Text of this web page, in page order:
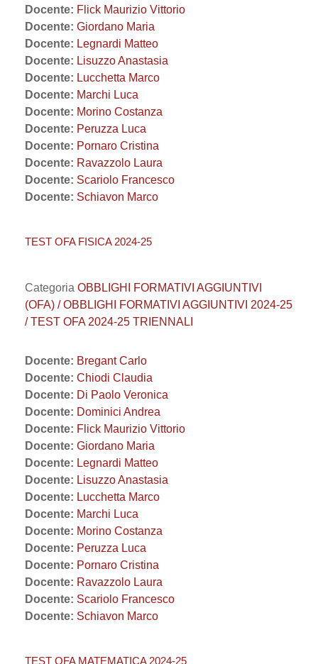
Docente: Flick Maurizio Vittorio
Docente: Giordano Maria
Docente: Legnardi Matteo
Docente: Lisuzzo Anastasia
Docente: Lucchetta Marco
Docente: Marchi Luca
Docente: Morino Costanza
Docente: Peruzza Luca
Docente: Pornaro Cristina
Docente: Ravazzolo Laura
Docente: Scariolo Francesco
Docente: Schiavon Marco
TEST OFA FISICA 2024-25
Categoria OBBLIGHI FORMATIVI AGGIUNTIVI
(OFA) / OBBLIGHI FORMATIVI AGGIUNTIVI 2024-25
/ TEST OFA 2024-25 TRIENNALI
Docente: Bregant Carlo
Docente: Chiodi Claudia
Docente: Di Paolo Veronica
Docente: Dominici Andrea
Docente: Flick Maurizio Vittorio
Docente: Giordano Maria
Docente: Legnardi Matteo
Docente: Lisuzzo Anastasia
Docente: Lucchetta Marco
Docente: Marchi Luca
Docente: Morino Costanza
Docente: Peruzza Luca
Docente: Pornaro Cristina
Docente: Ravazzolo Laura
Docente: Scariolo Francesco
Docente: Schiavon Marco
TEST OFA MATEMATICA 2024-25